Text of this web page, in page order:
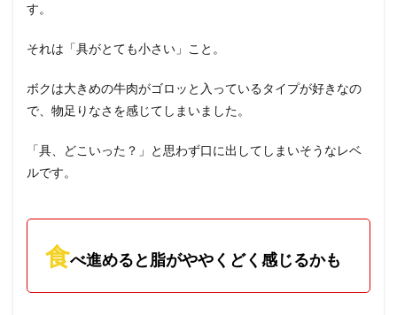
す。
それは「具がとても小さい」こと。
ボクは大きめの牛肉がゴロッと入っているタイプが好きなの
で、物足りなさを感じてしまいました。
「具、どこいった？」と思わず口に出してしまいそうなレベ
ルです。
食べ進めると脂がややくどく感じるかも